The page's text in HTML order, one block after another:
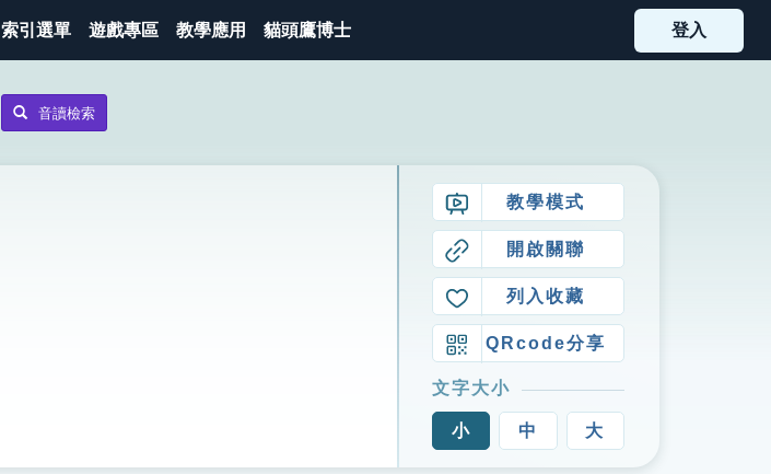
索引選單 遊戲專區 教學應用 貓頭鷹博士 登入
音讀檢索
教學模式
開啟關聯
列入收藏
QRcode分享
文字大小
小 中 大